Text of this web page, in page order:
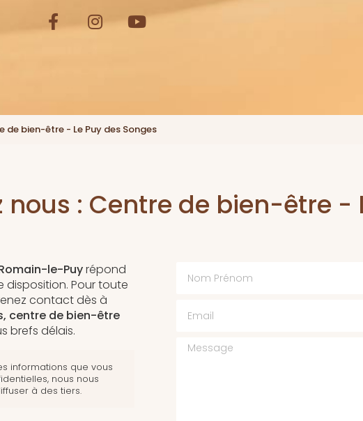
de bien-être - Le Puy des Songes
: Centre de bien-être -
le-Puyrépond
disposition. Pour toute
contact dès à
centre de bien-être
brefs délais.
informations que vous
nous nous
à des tiers.
Message